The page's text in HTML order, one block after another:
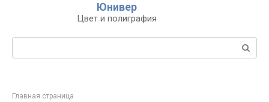
Юнивер
Цвет и полиграфия
Главная страница